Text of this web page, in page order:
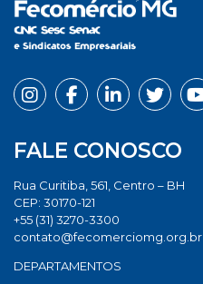
FALE CONOSCO
Rua Curitiba, 561, Centro – BH
CEP: 30170-121
+55 (31) 3270-3300
contato@fecomerciomg.org.br
DEPARTAMENTOS